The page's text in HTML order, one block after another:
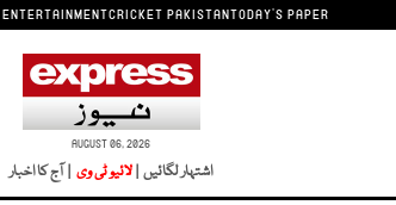
CRICKET PAKISTANTODAY'S PAPER
AUGUST 06, 2026
اشتہار لگائیں | | آج کا اخبار